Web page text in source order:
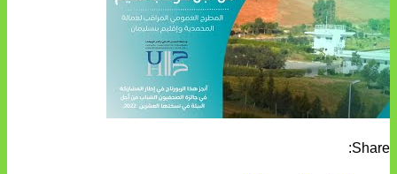
Share: